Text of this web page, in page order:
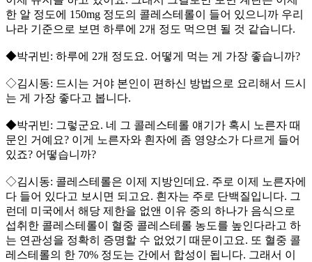
한 알 정도에 150mg 정도의 콜레스테롤이 들어 있으니까 우리
나라 기준으로 보면 하루에 2개 정도 먹으면 될 것 같습니다.
◆박귀빈: 하루에 2개 정도요. 어떻게 먹는 게 가장 좋습니까?
◇김시동: 드시는 거야 본인이 편하신 방법으로 요리해서 드시
는 게 가장 좋다고 봅니다.
◆박귀빈: 그렇군요. 네 그 콜레스테롤 얘기가 혹시 노른자 때
문인 거예요? 이게 노른자와 흰자에 좀 영양소가 다르게 들어
있죠? 어떻습니까?
◇김시동: 콜레스테롤은 이제 지방인데요. 주로 이제 노른자에
다 들어 있다고 보시면 되고요. 흰자는 주로 단백질입니다. 그
런데 미국에서 해당 제한을 없앤 이유 중의 하나가 음식으로
섭취한 콜레스테롤이 혈중 콜레스테롤 농도를 높인다라고 하
는 연관성을 정확히 증명할 수 없었기 때문이고요. 또 혈중 콜
레스테롤의 한 70% 정도는 간에서 합성이 됩니다. 그래서 이